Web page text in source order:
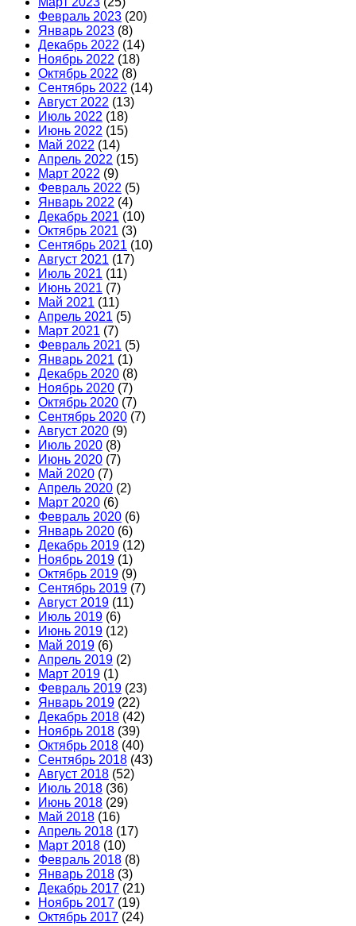
Февраль 2023 (20)
Январь 2023 (8)
Декабрь 2022 (14)
Ноябрь 2022 (18)
Октябрь 2022 (8)
Сентябрь 2022 (14)
Август 2022 (13)
Июль 2022 (18)
Июнь 2022 (15)
Май 2022 (14)
Апрель 2022 (15)
Март 2022 (9)
Февраль 2022 (5)
Январь 2022 (4)
Декабрь 2021 (10)
Октябрь 2021 (3)
Сентябрь 2021 (10)
Август 2021 (17)
Июль 2021 (11)
Июнь 2021 (7)
Май 2021 (11)
Апрель 2021 (5)
Март 2021 (7)
Февраль 2021 (5)
Январь 2021 (1)
Декабрь 2020 (8)
Ноябрь 2020 (7)
Октябрь 2020 (7)
Сентябрь 2020 (7)
Август 2020 (9)
Июль 2020 (8)
Июнь 2020 (7)
Май 2020 (7)
Апрель 2020 (2)
Март 2020 (6)
Февраль 2020 (6)
Январь 2020 (6)
Декабрь 2019 (12)
Ноябрь 2019 (1)
Октябрь 2019 (9)
Сентябрь 2019 (7)
Август 2019 (11)
Июль 2019 (6)
Июнь 2019 (12)
Май 2019 (6)
Апрель 2019 (2)
Март 2019 (1)
Февраль 2019 (23)
Январь 2019 (22)
Декабрь 2018 (42)
Ноябрь 2018 (39)
Октябрь 2018 (40)
Сентябрь 2018 (43)
Август 2018 (52)
Июль 2018 (36)
Июнь 2018 (29)
Май 2018 (16)
Апрель 2018 (17)
Март 2018 (10)
Февраль 2018 (8)
Январь 2018 (3)
Декабрь 2017 (21)
Ноябрь 2017 (19)
Октябрь 2017 (24)